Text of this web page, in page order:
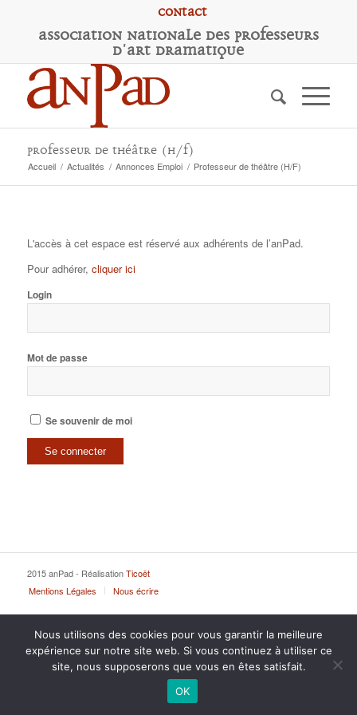
Contact
Association Nationale des Professeurs
d'Art Dramatique
Professeur de théâtre (H/F)
Accueil / Actualités / Annonces Emploi / Professeur de théâtre (H/F)
L'accès à cet espace est réservé aux adhérents de l’anPad.
Pour adhérer, cliquer ici
Login
Mot de passe
Se souvenir de moi
2015 anPad - RéalisationTicoët
Mentions Légales
Nous écrire
Nous utilisons des cookies pour vous garantir la meilleure
expérience sur notre site web. Si vous continuez à utiliser ce
site, nous supposerons que vous en êtes satisfait.
OK